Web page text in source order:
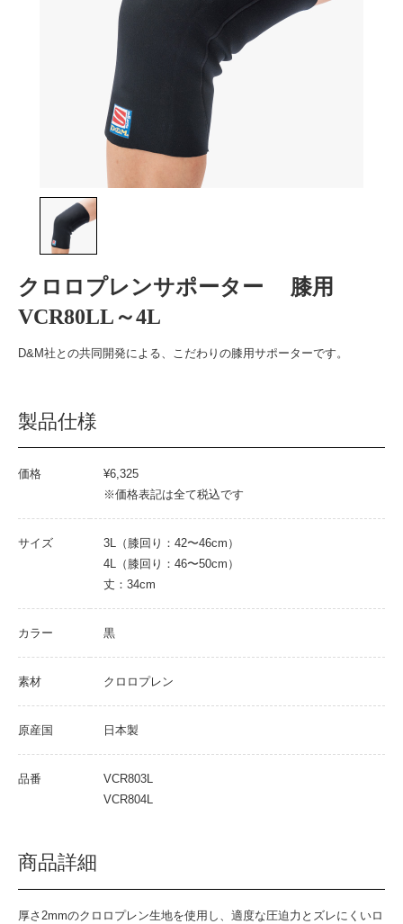
クロロプレンサポーター 膝用
VCR80LL～4L
D&M社との共同開発による、こだわりの膝用サポーターです。
製品仕様
価格
¥6,325
※価格表記は全て税込です
サイズ
3L（膝回り：42〜46cm）
4L（膝回り：46〜50cm）
丈：34cm
カラー 黒
素材 クロロプレン
原産国 日本製
品番
VCR803L
VCR804L
商品詳細
厚さ2mmのクロロプレン生地を使用し、適度な圧迫力とズレにくいロ